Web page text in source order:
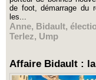
de foot, démarrage du
les...
Anne, Bidault,
Terlez, Ump
Affaire Bidault :